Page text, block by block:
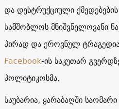
და დესტრუქციული
სამშობლოს მნიშვნელოვანი
პირად და ეროვნულ
Facebook-ის საკუთარ
პოლიტიკოსმა.
საუბარია, ყარაბაღში